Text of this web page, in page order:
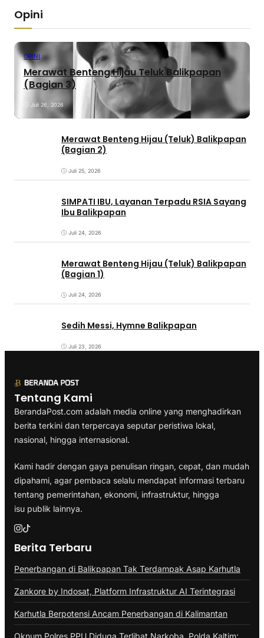
Opini
OPINI
Merawat Benteng Hijau Teluk Balikpapan
(Bagian 3)
Juli 26, 2026
Merawat Benteng Hijau (Teluk) Balikpapan
(Bagian 2)
Juli 25, 2026
SIMPATI IBU, Layanan Terpadu RSIA Sayang
Ibu Balikpapan
Juli 24, 2026
Merawat Benteng Hijau (Teluk) Balikpapan
(Bagian 1)
Juli 24, 2026
Sedih Messi, Hymne Balikpapan
Juli 23, 2026
Tentang Kami
BerandaPost.com adalah media online yang menghadirkan
berita terkini dan terpercaya seputar peristiwa lokal,
nasional, hingga internasional.
Kami hadir dengan gaya penulisan ringan, cepat, dan mudah
dipahami, agar pembaca selalu mendapat informasi terbaru
tentang pemerintahan, ekonomi, infrastruktur, hingga
isu publik lainnya.
Berita Terbaru
Penerbangan di Balikpapan Tak Terdampak Asap Karhutla
Zankore by Indosat, Platform Infrastruktur AI Terintegrasi
Karhutla Berpotensi Ancam Penerbangan di Kalimantan